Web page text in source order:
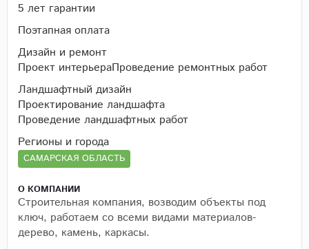
5 лет гарантии
Поэтапная оплата
Дизайн и ремонт
Проект интерьераПроведение ремонтных работ
Ландшафтный дизайн
Проектирование ландшафта
Проведение ландшафтных работ
Регионы и города
САМАРСКАЯ ОБЛАСТЬ
О КОМПАНИИ
Строительная компания, возводим объекты под
ключ, работаем со всеми видами материалов-
дерево, камень, каркасы.